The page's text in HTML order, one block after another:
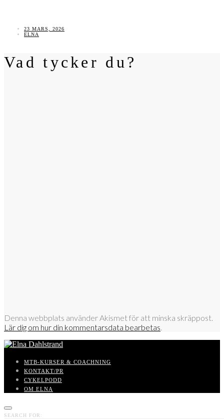
23 MARS, 2026
ELNA
Vad tycker du?
Denna webbplats använder Akismet för att minska skräppost.
Lär dig om hur din kommentarsdata bearbetas.
MTB-KURSER & COACHNING
KONTAKT/PR
CYKELPODD
OM ELNA
SEARCH FOR: